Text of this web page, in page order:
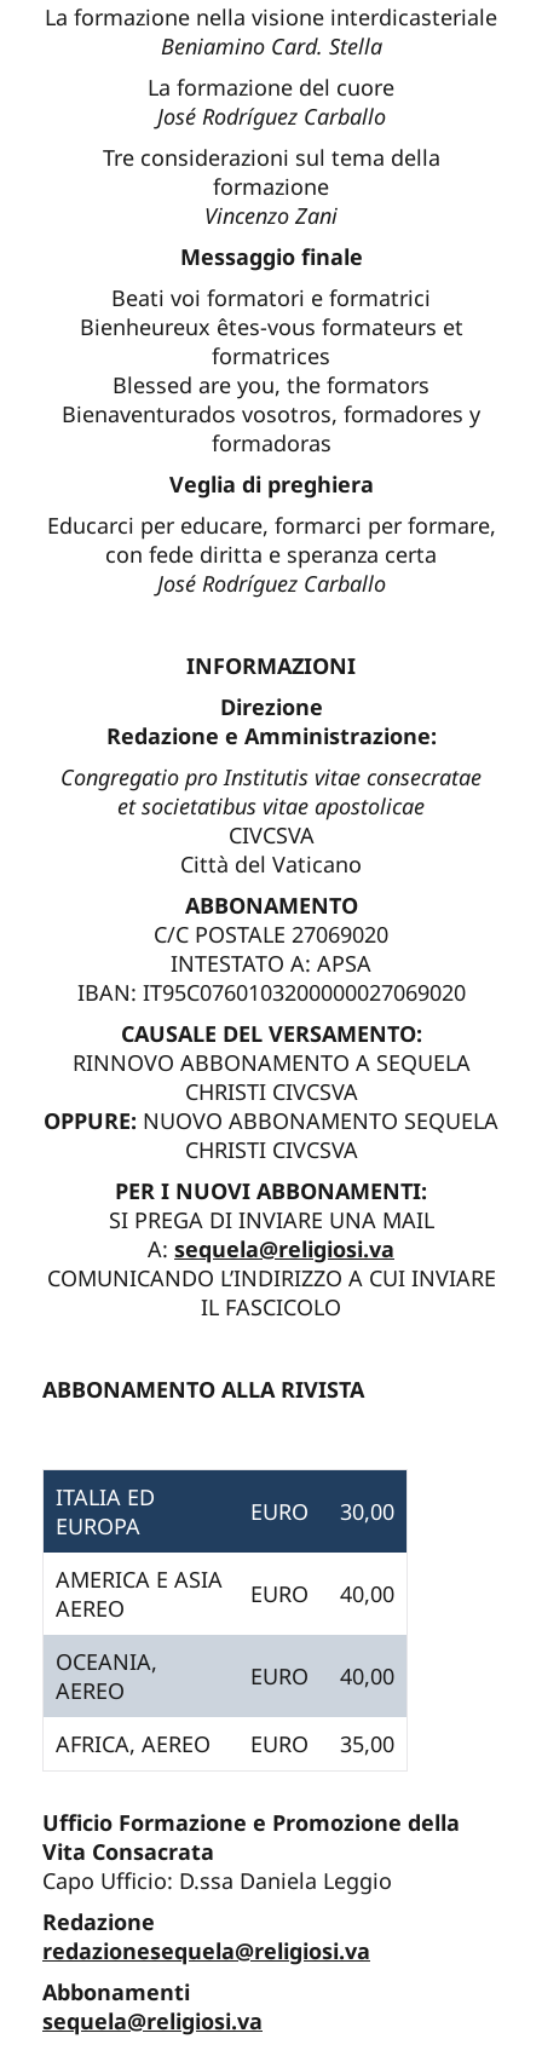
La formazione nella visione interdicasteriale
Beniamino Card. Stella
La formazione del cuore
José Rodríguez Carballo
Tre considerazioni sul tema della
formazione
Vincenzo Zani
Messaggio finale
Beati voi formatori e formatrici
Bienheureux êtes-vous formateurs et
formatrices
Blessed are you, the formators
Bienaventurados vosotros, formadores y
formadoras
Veglia di preghiera
Educarci per educare, formarci per formare,
con fede diritta e speranza certa
José Rodríguez Carballo
INFORMAZIONI
Direzione
Redazione e Amministrazione:
Congregatio pro Institutis vitae consecratae
et societatibus vitae apostolicae
CIVCSVA
Città del Vaticano
ABBONAMENTO
C/C POSTALE 27069020
INTESTATO A: APSA
IBAN: IT95C0760103200000027069020
CAUSALE DEL VERSAMENTO:
RINNOVO ABBONAMENTO A SEQUELA
CHRISTI CIVCSVA
OPPURE: NUOVO ABBONAMENTO SEQUELA
CHRISTI CIVCSVA
PER I NUOVI ABBONAMENTI:
SI PREGA DI INVIARE UNA MAIL
A: sequela@religiosi.va
COMUNICANDO L’INDIRIZZO A CUI INVIARE
IL FASCICOLO
ABBONAMENTO ALLA RIVISTA
ITALIA ED
EUROPA
EURO 30,00
AMERICA E ASIA
AEREO
EURO 40,00
OCEANIA,
AEREO
EURO 40,00
AFRICA, AEREO EURO 35,00
Ufficio Formazione e Promozione della
Vita Consacrata
Capo Ufficio: D.ssa Daniela Leggio
Redazione
redazionesequela@religiosi.va
Abbonamenti
sequela@religiosi.va